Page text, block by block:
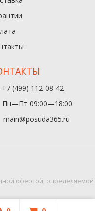
+7 (499) 112-08-42
Пн—Пт 09:00—18:00
main@posuda365.ru
офертой, определяемой